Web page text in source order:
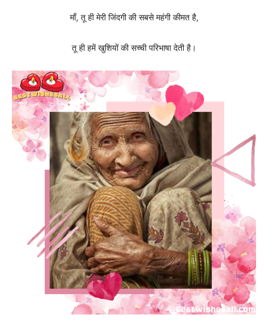
माँ, तू ही मेरी जिंदगी की सबसे महंगी कीमत है,
तू ही हमें खुशियों की सच्ची परिभाषा देती है।